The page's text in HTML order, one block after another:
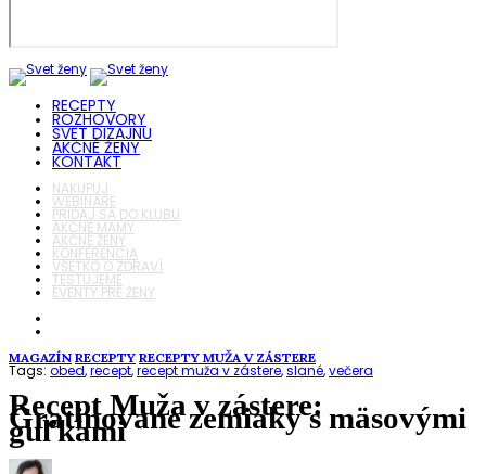
RECEPTY
ROZHOVORY
SVET DIZAJNU
AKČNÉ ŽENY
KONTAKT
NAKUPUJ
WEBINÁRE
PRIDAJ SA DO KLUBU
AKČNÉ MAMY
AKČNÉ ŽENY
KONFERENCIA
VŠETKO O ZDRAVÍ
TESTUJEME
EVENTY PRE ŽENY
MAGAZÍN RECEPTY RECEPTY MUŽA V ZÁSTERE
Tags:obed,recept,recept muža v zástere,slané,večera
Recept Muža v zástere:
Gratinované zemiaky s mäsovými
guľkami